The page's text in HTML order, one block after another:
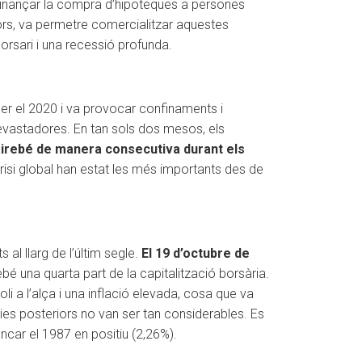
la compra d’hipoteques a persones
va permetre comercialitzar aquestes
i una recessió profunda.
el 2020 i va provocar confinaments i
En tan sols dos mesos, els
de manera consecutiva durant els
global han estat les més importants des de
al llarg de l’últim segle. El 19 d’octubre de
una quarta part de la capitalització borsària.
a l’alça i una inflació elevada, cosa que va
posteriors no van ser tan considerables. Es
el 1987 en positiu (2,26%).